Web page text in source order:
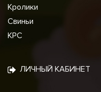
Кролики
Свиньи
КРС
ЛИЧНЫЙ КАБИНЕТ